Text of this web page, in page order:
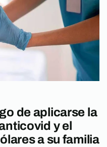
de aplicarse la
y el
a su familia